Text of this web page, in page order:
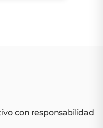
con responsabilidad